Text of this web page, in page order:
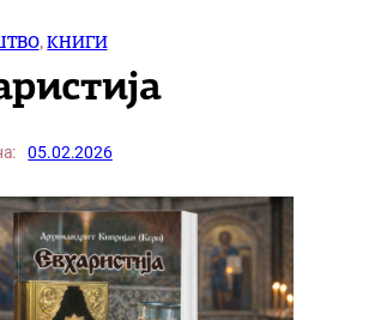
c
, КНИГИ
05.02.2026